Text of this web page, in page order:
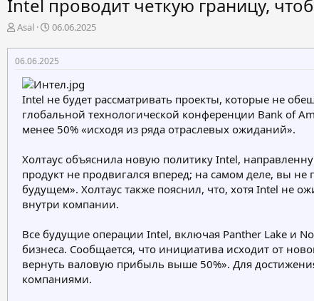
Intel проводит четкую границу,
А
т
о
м
ы
Asal
Д
т
а
а
ч
а
л
06.06.2025
06.06.2025
Intel не будет рассматривать проекты, которые не
глобальной технологической конференции Bank of
менее 50% «исходя из ряда отраслевых ожиданий».
Холтаус объяснила новую политику Intel,
продукт не продвигался вперед; на самом деле, вы
будущем». Холтаус также пояснил, что, хотя Intel не
внутри компании.
Все будущие операции Intel, включая Panther Lake и
бизнеса. Сообщается, что инициатива исходит от
вернуть валовую прибыль выше 50%». Для
компаниями.